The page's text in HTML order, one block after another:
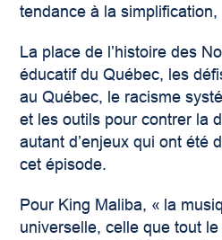
tendance à la simplification,
La place de l’histoire des
éducatif du Québec, les
au Québec, le racisme
et les outils pour contrer la
autant d’enjeux qui ont été
cet épisode.
Pour King Maliba, « la
universelle, celle que tout